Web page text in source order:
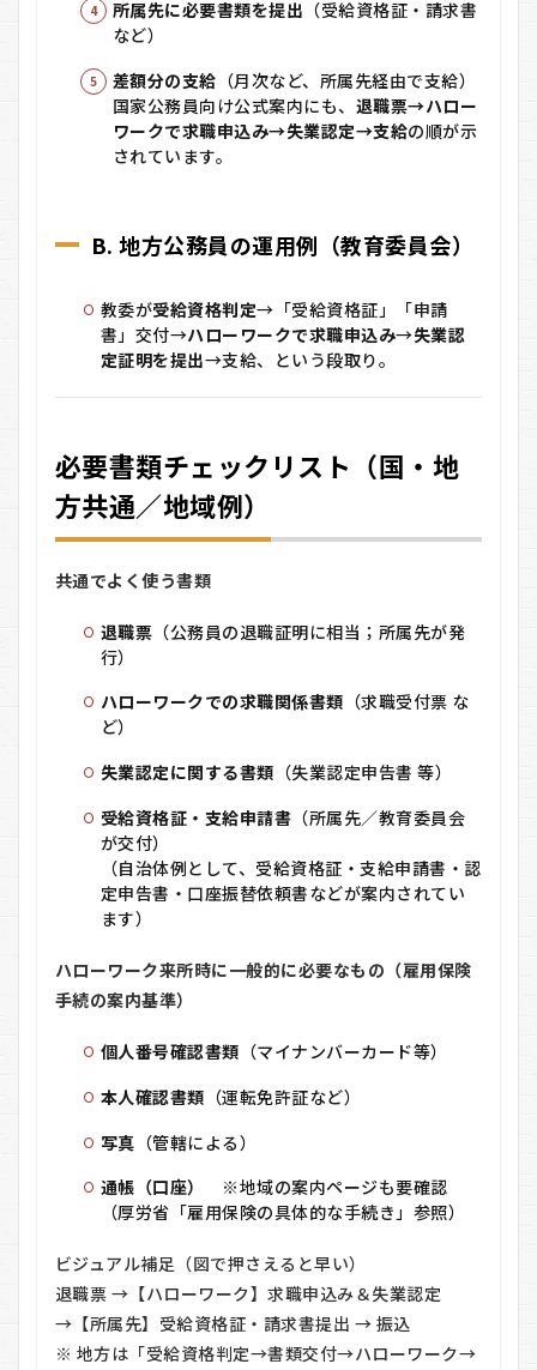
期限
意点
（受
年、
付制
限）
会計
職員
など
雇用
保険
対象
ケー
（離
職票
請す
人）
7
ある
勘違
トラ
ブル
回避
所属先に必要書類を提出 （受給資格証・請求書
など）
差額分の支給 （月次など、所属先経由で支給）
国家公務員向け公式案内にも、 退職票→ハロー
ワークで求職申込み→失業認定→支給の順が示
されています。
B. 地方公務員の運用例（教育委員会）
教委が受給資格判定→「受給資格証」「申請
書」交付→ハローワークで求職申込み→失業認
定証明を提出→支給、という段取り。
必要書類チェックリスト（国・地
方共通／地域例）
共通でよく使う書類
退職票 （公務員の退職証明に相当；所属先が発
行）
ハローワークでの求職関係書類 （求職受付票 な
ど）
失業認定に関する書類 （失業認定申告書 等）
受給資格証・支給申請書 （所属先／教育委員会
が交付）
（自治体例として、受給資格証・支給申請書・認
定申告書・口座振替依頼書などが案内されてい
ます）
ハローワーク来所時に一般的に必要なもの（雇用保険
手続の案内基準）
個人番号確認書類 （マイナンバーカード等）
本人確認書類 （運転免許証など）
写真 （管轄による）
通帳（口座）
※地域の案内ページも要確認
（厚労省「雇用保険の具体的な手続き」参照）
ビジュアル補足（図で押さえると早い）
退職票 →【ハローワーク】求職申込み＆失業認定
→【所属先】受給資格証・請求書提出 → 振込
※ 地方は「受給資格判定→書類交付→ハローワーク→